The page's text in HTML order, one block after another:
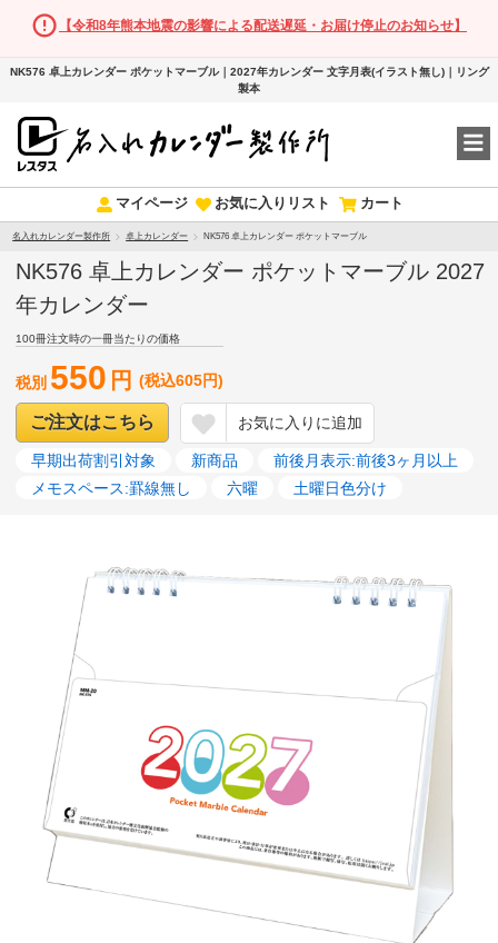
【令和8年熊本地震の影響による配送遅延・お届け停止のお知らせ】
NK576 卓上カレンダー ポケットマーブル｜2027年カレンダー 文字月表(イラスト無し)｜リング
製本
マイページ お気に入りリスト カート
名入れカレンダー製作所 卓上カレンダー NK576 卓上カレンダー ポケットマーブル
NK576 卓上カレンダー ポケットマーブル 2027
年カレンダー
100冊注文時の一冊当たりの価格
税別 550 円 (税込605円)
ご注文はこちら お気に入りに追加
早期出荷割引対象 新商品
前後月表示:前後3ヶ月以上
メモスペース:罫線無し
六曜 土曜日色分け